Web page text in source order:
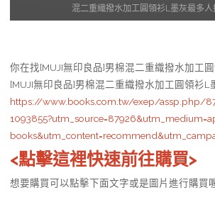
混二重織撥水加工圓領衫L墨灰最多人
你在找[MUJI無印良品]男棉混二重織撥水加工
[MUJI無印良品]男棉混二重織撥水加工圓領衫L
https://www.books.com.tw/exep/assp.php/
<點擊這裡快速前往購買>
想要購買可以點擊下面文字或是圖片進行購買